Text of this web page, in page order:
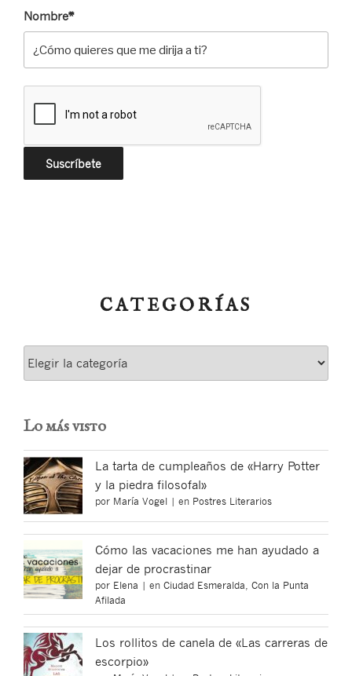
Nombre*
CATEGORÍAS
Lo más visto
La tarta de cumpleaños de «Harry Potter
y la piedra filosofal»
por María Vogel | en Postres Literarios
Cómo las vacaciones me han ayudado a
dejar de procrastinar
por Elena | en Ciudad Esmeralda, Con la Punta
Afilada
Los rollitos de canela de «Las carreras de
escorpio»